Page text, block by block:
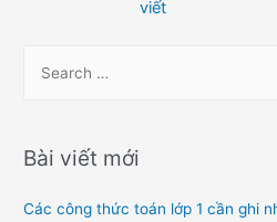
viết
r
h
Bài viết mới
Các công thức toán lớp 1 cần ghi